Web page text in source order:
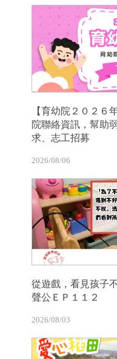
【育幼院２０２６
院聯絡資訊，幫助
求、志工招募
2026/08/06
從遊戲，看見孩子
聲公ＥＰ１１２
2026/08/03